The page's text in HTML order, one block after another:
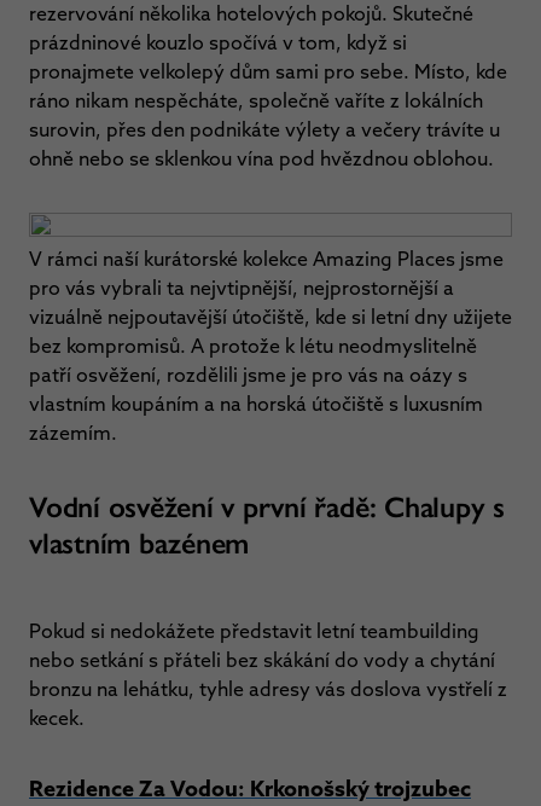
rezervování několika hotelových pokojů. Skutečné
prázdninové kouzlo spočívá v tom, když si
pronajmete velkolepý dům sami pro sebe. Místo, kde
ráno nikam nespěcháte, společně vaříte z lokálních
surovin, přes den podnikáte výlety a večery trávíte u
ohně nebo se sklenkou vína pod hvězdnou oblohou.
V rámci naší kurátorské kolekce Amazing Places jsme
pro vás vybrali ta nejvtipnější, nejprostornější a
vizuálně nejpoutavější útočiště, kde si letní dny užijete
bez kompromisů. A protože k létu neodmyslitelně
patří osvěžení, rozdělili jsme je pro vás na oázy s
vlastním koupáním a na horská útočiště s luxusním
zázemím.
Vodní osvěžení v první řadě: Chalupy s
vlastním bazénem
Pokud si nedokážete představit letní teambuilding
nebo setkání s přáteli bez skákání do vody a chytání
bronzu na lehátku, tyhle adresy vás doslova vystřelí z
kecek.
Rezidence Za Vodou: Krkonošský trojzubec